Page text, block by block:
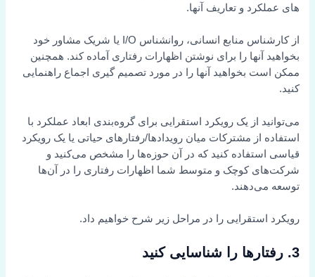
های عملکرد و تعاریف آنها.
از کارشناس منابع انسانی، روانشناس I/O یا شریک مشاور خود
بخواهید آنها را برای نوشتن اظهارات رفتاری آماده کند. همچنین
ممکن است بخواهید آنها را در مورد تصمیم گیری اجماع راهنمایی
کنید.
می‌توانید از یک رویکرد استقرایی برای گروه‌بندی ابعاد عملکرد با
استفاده از مشترکات میان رویدادها/رفتارهای حیاتی یا یک رویکرد
قیاسی استفاده کنید که در آن حوزه‌ها را مشخص می‌کنید و
شرکت‌های کوچک و متوسط شما اظهارات رفتاری را در آن‌ها
توسعه می‌دهند.
رویکرد استقرایی را در مراحل زیر شرح خواهیم داد.
3. رفتارها را شناسایی کنید